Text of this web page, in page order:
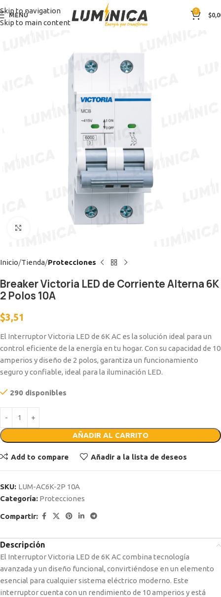
Skip to navigation
Skip to main content
MENÚ
0
$
Inicio Tienda Protecciones
Breaker Victoria LED de Corriente Alterna 6K
2 Polos 10A
$3,51
El Interruptor Victoria LED de 6K AC es la solución ideal para un
control eficiente de la energía en tu hogar. Con su capacidad de 10
amperios y diseño de 2 polos, garantiza un funcionamiento
seguro y confiable, ideal para la iluminación LED.
290 disponibles
AÑADIR AL CARRITO
Add to compare Añadir a la lista de deseos
SKU: LUM-AC6K-2P 10A
Categoría: Protecciones
Compartir:
Descripción
El Interruptor Victoria LED de 6K AC combina tecnología
avanzada y un diseño funcional, convirtiéndose en un elemento
esencial para cualquier sistema eléctrico moderno. Este
interruptor cuenta con un rendimiento de 10 amperios y está